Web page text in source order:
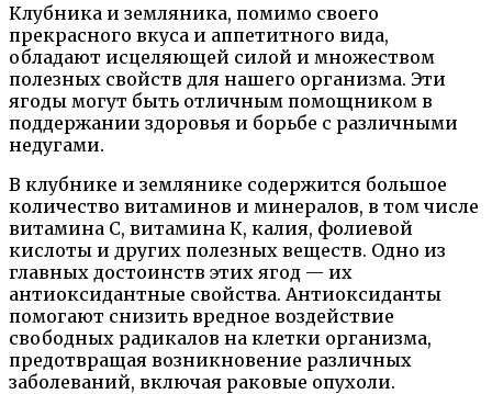
Клубника и земляника, помимо своего
прекрасного вкуса и аппетитного вида,
обладают исцеляющей силой и множеством
полезных свойств для нашего организма. Эти
ягоды могут быть отличным помощником в
поддержании здоровья и борьбе с различными
недугами.
В клубнике и землянике содержится большое
количество витаминов и минералов, в том числе
витамина С, витамина К, калия, фолиевой
кислоты и других полезных веществ. Одно из
главных достоинств этих ягод — их
антиоксидантные свойства. Антиоксиданты
помогают снизить вредное воздействие
свободных радикалов на клетки организма,
предотвращая возникновение различных
заболеваний, включая раковые опухоли.